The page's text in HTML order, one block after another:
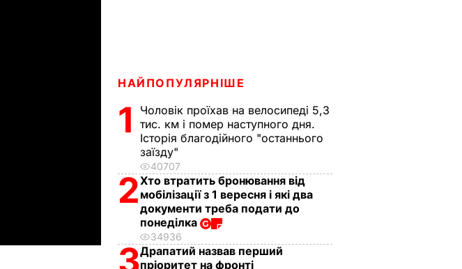
НАЙПОПУЛЯРНІШЕ
1
Чоловік проїхав на велосипеді 5,3
тис. км і помер наступного дня.
Історія благодійного "останнього
заїзду"
40707
2Хто втратить бронювання від
мобілізації з 1 вересня і які два
документи треба подати до
понеділка
34936
3Драпатий назвав перший
пріоритет на фронті